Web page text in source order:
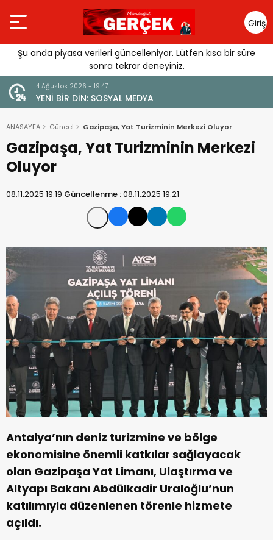
Giriş
Yap
Şu anda piyasa verileri güncelleniyor. Lütfen kısa bir süre
sonra tekrar deneyiniz.
4 Ağustos 2026 - 19:47
YENİ BİR DİN: SOSYAL MEDYA
ANASAYFA Güncel Gazipaşa, Yat Turizminin Merkezi Oluyor
Gazipaşa, Yat Turizminin Merkezi
Oluyor
08.11.2025 19:19 Güncellenme :08.11.2025 19:21
Antalya’nın deniz turizmine ve bölge
ekonomisine önemli katkılar sağlayacak
olan Gazipaşa Yat Limanı, Ulaştırma ve
Altyapı Bakanı Abdülkadir Uraloğlu’nun
katılımıyla düzenlenen törenle hizmete
açıldı.